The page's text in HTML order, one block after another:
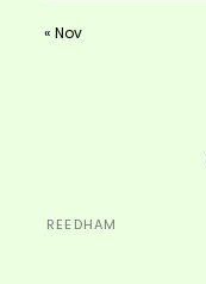
« Nov
REEDHAM